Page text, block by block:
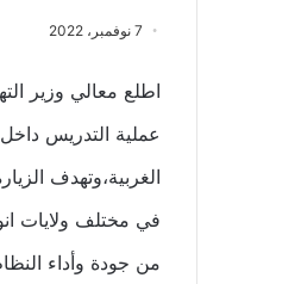
7 نوفمبر، 2022
اطلع معالي وزير
عملية التدريس
الغربية،وتهدف
في مختلف ولايات
من جودة وأداء